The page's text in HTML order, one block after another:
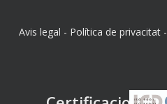
Avis legal - Política de privacitat-